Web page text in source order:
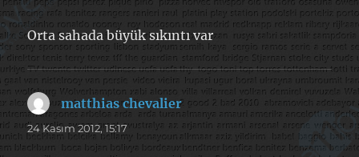
Orta sahada büyük sıkıntı var
matthias chevalierdedi
ki:
24 Kasım 2012, 15:17